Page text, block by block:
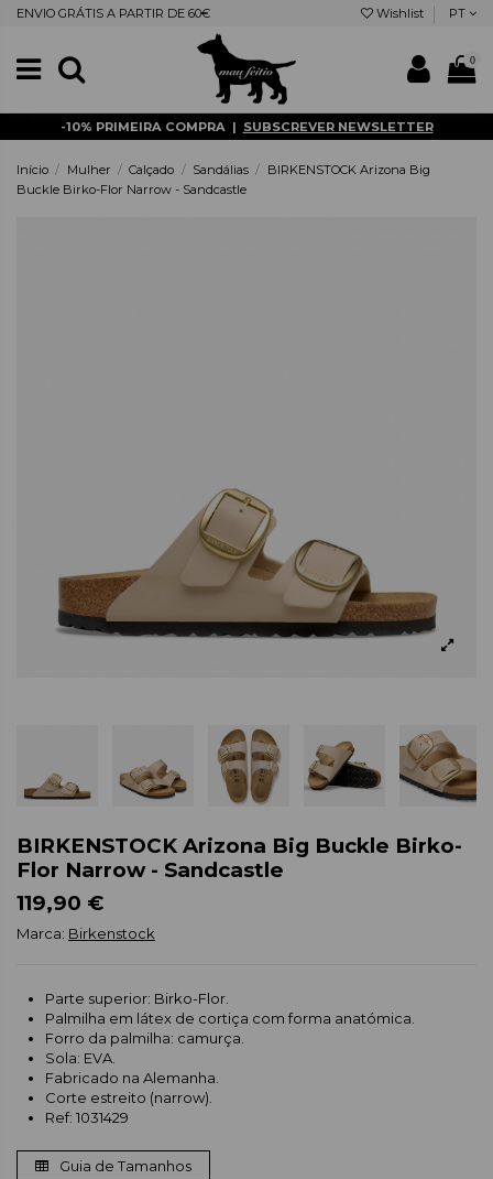
ENVIO GRÁTIS A PARTIR DE 60€ Wishlist PT
0
-10% PRIMEIRA COMPRA | SUBSCREVER NEWSLETTER
Início Mulher Calçado Sandálias
BIRKENSTOCK Arizona Big
Buckle Birko-Flor Narrow - Sandcastle
BIRKENSTOCK Arizona Big Buckle Birko-
Flor Narrow - Sandcastle
119,90 €
Marca: Birkenstock
Parte superior: Birko-Flor.
Palmilha em látex de cortiça com forma anatómica.
Forro da palmilha: camurça.
Sola: EVA.
Fabricado na Alemanha.
Corte estreito (narrow).
Ref: 1031429
Guia de Tamanhos